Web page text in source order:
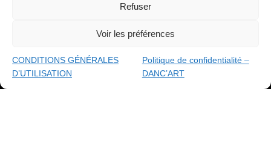
Refuser
Voir les préférences
CONDITIONS GÉNÉRALES
D’UTILISATION
Politique de confidentialité –
DANC’ART
By ACAB© 2026
DANC'ART